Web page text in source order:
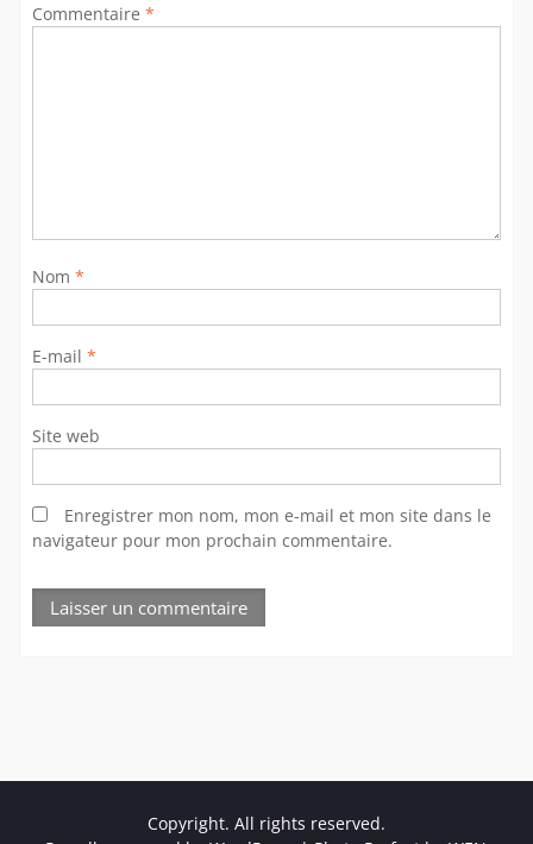
Commentaire *
Nom *
E-mail *
Site web
Enregistrer mon nom, mon e-mail et mon site dans le
navigateur pour mon prochain commentaire.
Copyright. All rights reserved.